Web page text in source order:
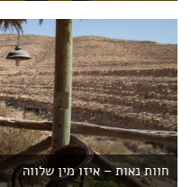
חוות נאות – איזו מין שלווה